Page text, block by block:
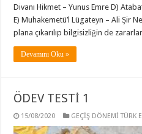
Divanı Hikmet – Yunus Emre D)
E) Muhakemetü’l Lügateyn – Ali Şir
plana çıkarılıp bilgisizliğin de
Devamını Oku »
ÖDEV TESTİ 1
15/08/2020 GEÇİŞ DÖNEMİ TÜRK